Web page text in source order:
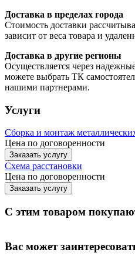
Доставка в пределах города
Стоимость доставки
зависит от веса товара и
Доставка в другие регионы
Осуществляется через
можете выбрать ТК
нашими партнерами.
Услуги
Сборка и монтаж
Цена по договоренности
Заказать услугу
Схема расстановки
Цена по договоренности
Заказать услугу
С этим товаром
Вас может